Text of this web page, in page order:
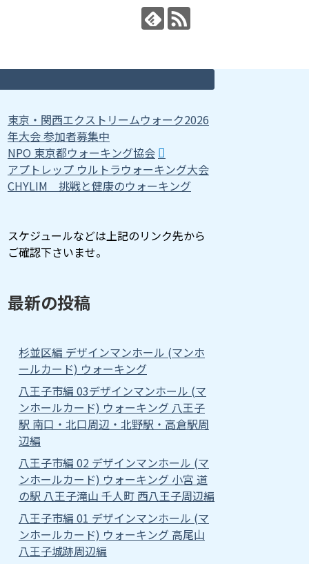
東京・関西エクストリームウォーク2026
年大会 参加者募集中
NPO 東京都ウォーキング協会
アプトレップ ウルトラウォーキング大会
CHYLIM 挑戦と健康のウォーキング
スケジュールなどは上記のリンク先から
ご確認下さいませ。
最新の投稿
杉並区編 デザインマンホール (マンホ
ールカード) ウォーキング
八王子市編 03デザインマンホール (マ
ンホールカード) ウォーキング 八王子
駅 南口・北口周辺・北野駅・高倉駅周
辺編
八王子市編 02 デザインマンホール (マ
ンホールカード) ウォーキング 小宮 道
の駅 八王子滝山 千人町 西八王子周辺編
八王子市編 01 デザインマンホール (マ
ンホールカード) ウォーキング 高尾山
八王子城跡周辺編